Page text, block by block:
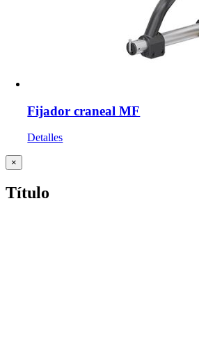
Fijador craneal MF
Detalles
Cerrar
vista
del
×
Título